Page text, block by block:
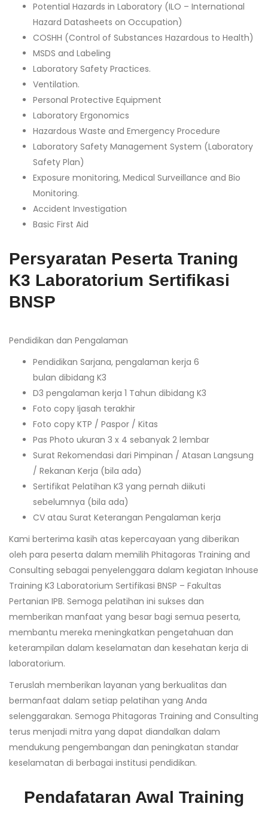
Potential Hazards in Laboratory (ILO – International
Hazard Datasheets on Occupation)
COSHH (Control of Substances Hazardous to Health)
MSDS and Labeling
Laboratory Safety Practices.
Ventilation.
Personal Protective Equipment
Laboratory Ergonomics
Hazardous Waste and Emergency Procedure
Laboratory Safety Management System (Laboratory
Safety Plan)
Exposure monitoring, Medical Surveillance and Bio
Monitoring.
Accident Investigation
Basic First Aid
Persyaratan Peserta Traning
K3 Laboratorium Sertifikasi
BNSP
Pendidikan dan Pengalaman
Pendidikan Sarjana, pengalaman kerja 6
bulan dibidang K3
D3 pengalaman kerja 1 Tahun dibidang K3
Foto copy Ijasah terakhir
Foto copy KTP / Paspor / Kitas
Pas Photo ukuran 3 x 4 sebanyak 2 lembar
Surat Rekomendasi dari Pimpinan / Atasan Langsung
/ Rekanan Kerja (bila ada)
Sertifikat Pelatihan K3 yang pernah diikuti
sebelumnya (bila ada)
CV atau Surat Keterangan Pengalaman kerja
Kami berterima kasih atas kepercayaan yang diberikan
oleh para peserta dalam memilih Phitagoras Training and
Consulting sebagai penyelenggara dalam kegiatan Inhouse
Training K3 Laboratorium Sertifikasi BNSP – Fakultas
Pertanian IPB. Semoga pelatihan ini sukses dan
memberikan manfaat yang besar bagi semua peserta,
membantu mereka meningkatkan pengetahuan dan
keterampilan dalam keselamatan dan kesehatan kerja di
laboratorium.
Teruslah memberikan layanan yang berkualitas dan
bermanfaat dalam setiap pelatihan yang Anda
selenggarakan. Semoga Phitagoras Training and Consulting
terus menjadi mitra yang dapat diandalkan dalam
mendukung pengembangan dan peningkatan standar
keselamatan di berbagai institusi pendidikan.
Pendafataran Awal Training